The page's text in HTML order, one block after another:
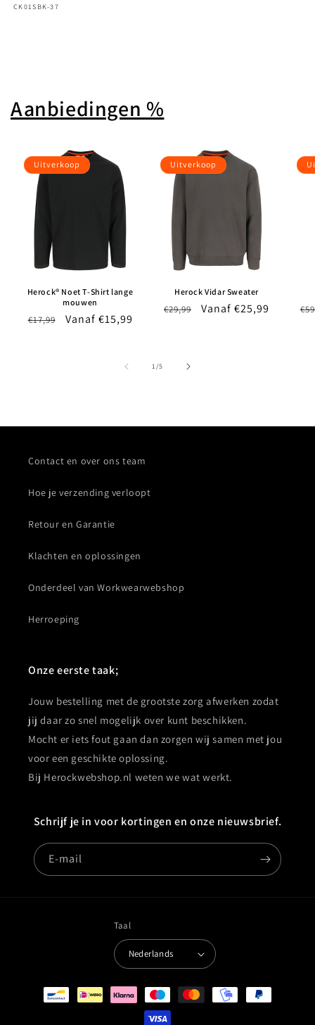
SKU:
CK01SBK-37
Aanbiedingen %
Uitverkoop
Herock® Noet T-Shirt lange
mouwen
Normale
€17,99 Aanbiedingsprijs
Vanaf €15,99
Uitverkoop
Herock Vidar Sweater
Normale
€29,99 Aanbiedingsprijs
Vanaf €25,99
1/van
5
Contact en over ons team
Hoe je verzending verloopt
Retour en Garantie
Klachten en oplossingen
Onderdeel van Workwearwebshop
Herroeping
Onze eerste taak;
Jouw bestelling met de grootste zorg afwerken zodat
jij daar zo snel mogelijk over kunt beschikken.
Mocht er iets fout gaan dan zorgen wij samen met jou
voor een geschikte oplossing.
Bij Herockwebshop.nl weten we wat werkt.
Schrijf je in voor kortingen en onze nieuwsbrief.
E‑mail
Taal
Nederlands
Betaalmethoden